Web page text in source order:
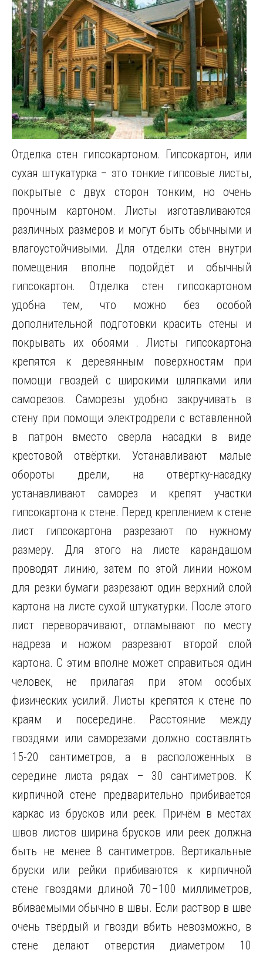
Отделка стен гипсокартоном. Гипсокартон, или
сухая штукатурка – это тонкие гипсовые листы,
покрытые с двух сторон тонким, но очень
прочным картоном. Листы изготавливаются
различных размеров и могут быть обычными и
влагоустойчивыми. Для отделки стен внутри
помещения вполне подойдёт и обычный
гипсокартон. Отделка стен гипсокартоном
удобна тем, что можно без особой
дополнительной подготовки красить стены и
покрывать их обоями . Листы гипсокартона
крепятся к деревянным поверхностям при
помощи гвоздей с широкими шляпками или
саморезов. Саморезы удобно закручивать в
стену при помощи электродрели с вставленной
в патрон вместо сверла насадки в виде
крестовой отвёртки. Устанавливают малые
обороты дрели, на отвёртку-насадку
устанавливают саморез и крепят участки
гипсокартона к стене. Перед креплением к стене
лист гипсокартона разрезают по нужному
размеру. Для этого на листе карандашом
проводят линию, затем по этой линии ножом
для резки бумаги разрезают один верхний слой
картона на листе сухой штукатурки. После этого
лист переворачивают, отламывают по месту
надреза и ножом разрезают второй слой
картона. С этим вполне может справиться один
человек, не прилагая при этом особых
физических усилий. Листы крепятся к стене по
краям и посередине. Расстояние между
гвоздями или саморезами должно составлять
15-20 сантиметров, а в расположенных в
середине листа рядах – 30 сантиметров. К
кирпичной стене предварительно прибивается
каркас из брусков или реек. Причём в местах
швов листов ширина брусков или реек должна
быть не менее 8 сантиметров. Вертикальные
бруски или рейки прибиваются к кирпичной
стене гвоздями длиной 70–100 миллиметров,
вбиваемыми обычно в швы. Если раствор в шве
очень твёрдый и гвозди вбить невозможно, в
стене делают отверстия диаметром 10